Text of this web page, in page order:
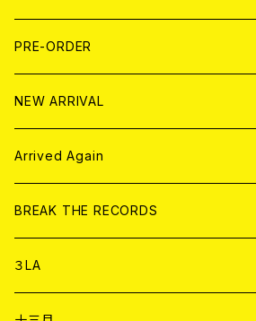
LP
HOOD
T-shirt
HOOD
BOLLOCKS
EL ZINE
写真集 (PHOTOBOOK)
CD
アナログ
アパレル
書籍
DIGITAL CONTENTS
PRE-ORDER
NEW ARRIVAL
CD
アナログ
Arrived Again
CD
アナログ
BREAK THE RECORDS
CD
３LA